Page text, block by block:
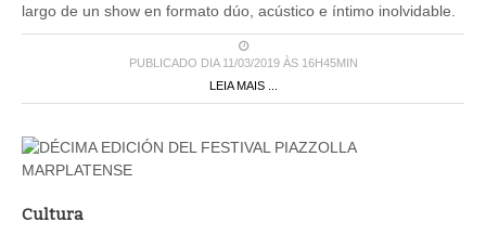
largo de un show en formato dúo, acústico e íntimo inolvidable.
PUBLICADO DIA 11/03/2019 ÀS 16H45MIN
LEIA MAIS ...
Cultura